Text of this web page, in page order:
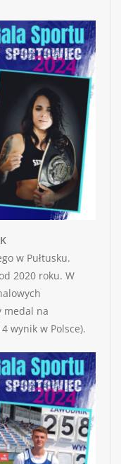
w Pułtusku.
2020 roku. W
medal na
wynik w Polsce).